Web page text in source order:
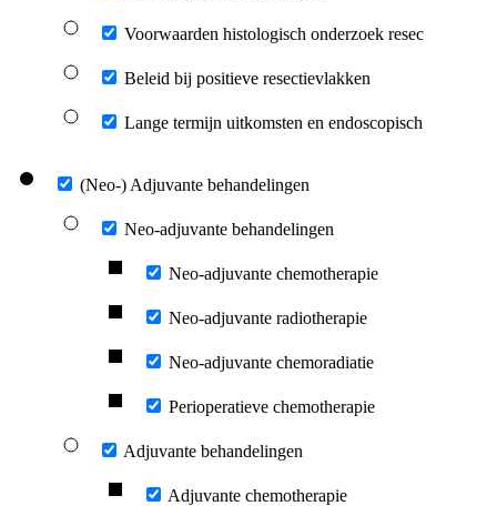
Voorwaarden histologisch onderzoek resec
Beleid bij positieve resectievlakken
Lange termijn uitkomsten en endoscopisch
(Neo-) Adjuvante behandelingen
Neo-adjuvante behandelingen
Neo-adjuvante chemotherapie
Neo-adjuvante radiotherapie
Neo-adjuvante chemoradiatie
Perioperatieve chemotherapie
Adjuvante behandelingen
Adjuvante chemotherapie